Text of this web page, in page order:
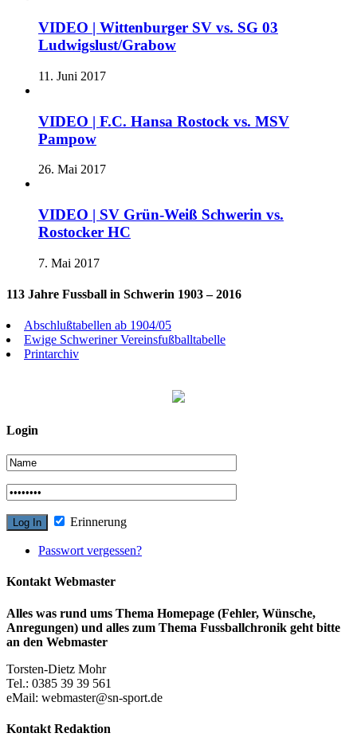
VIDEO | Wittenburger SV vs. SG 03
Ludwigslust/Grabow
11. Juni 2017
VIDEO | F.C. Hansa Rostock vs. MSV
Pampow
26. Mai 2017
VIDEO | SV Grün-Weiß Schwerin vs.
Rostocker HC
7. Mai 2017
113 Jahre Fussball in Schwerin 1903 – 2016
Abschlußtabellen ab 1904/05
Ewige Schweriner Vereinsfußballtabelle
Printarchiv
Login
Erinnerung
Passwort vergessen?
Kontakt Webmaster
Alles was rund ums Thema Homepage (Fehler, Wünsche,
Anregungen) und alles zum Thema Fussballchronik geht bitte
an den Webmaster
Torsten-Dietz Mohr
Tel.: 0385 39 39 561
eMail: webmaster@sn-sport.de
Kontakt Redaktion